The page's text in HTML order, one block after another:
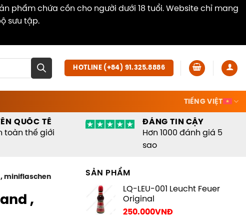
phẩm chứa cồn cho người dưới 18 tuổi. Website chỉ mang
sưu tập.
HOTLINE (+84) 91.325.8886
TIẾNG VIỆT
QUỐC TẾ
toàn thế giới
ĐÁNG TIN CẬY
Hơn 1000 đánh giá 5
sao
miniflaschen
,
SẢN PHẨM
LQ-LEU-001 Leucht Feuer
Original
250.000VNĐ